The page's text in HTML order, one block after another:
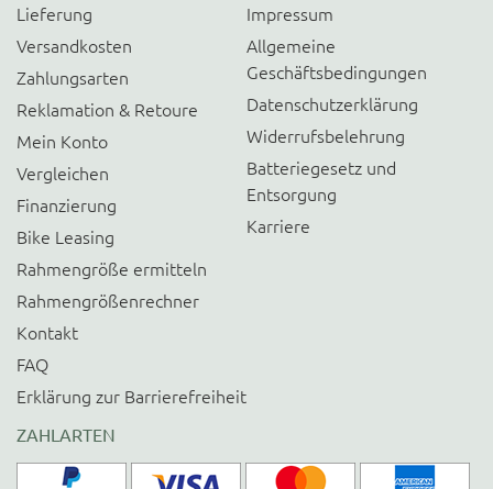
Lieferung
Versandkosten
Zahlungsarten
Reklamation & Retoure
Mein Konto
Vergleichen
Finanzierung
Bike Leasing
Rahmengröße ermitteln
Rahmengrößenrechner
Kontakt
FAQ
Erklärung zur Barrierefreiheit
Impressum
Allgemeine
Geschäftsbedingungen
Datenschutzerklärung
Widerrufsbelehrung
Batteriegesetz und
Entsorgung
Karriere
ZAHLARTEN